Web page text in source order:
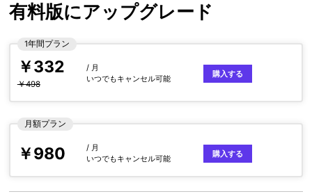
有料版にアップグレード
1年間プラン
￥332
￥498
/ 月
いつでもキャンセル可能
購入する
月額プラン
￥980
/ 月
いつでもキャンセル可能
購入する